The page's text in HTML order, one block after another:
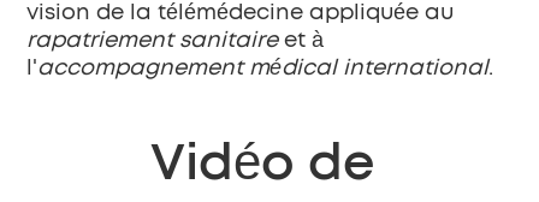
rapatriement sanitaire et à
l'accompagnement médical international.
Vidéo de